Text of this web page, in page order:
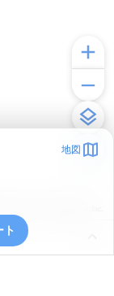
地図
ト